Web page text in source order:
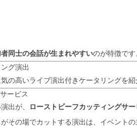
同士の会話が生まれやすいのが特徴です
グ演出
の高いライブ演出付きケータリングを紹
ービス
出が、 ローストビーフカッティングサー
その場でカットする演出は、イベント